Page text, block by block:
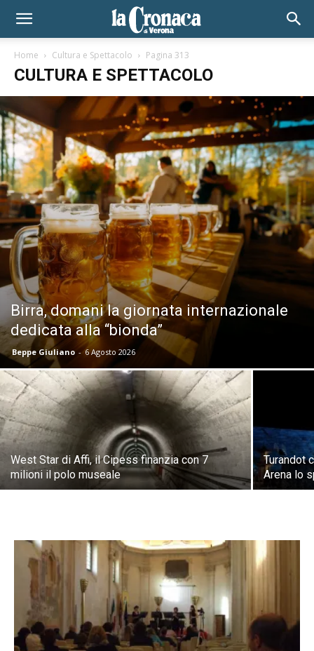
Home Cultura e Spettacolo Pagina 313
CULTURA E SPETTACOLO
Birra, domani la giornata internazionale
dedicata alla “bionda”
Beppe Giuliano - 6 Agosto 2026
West Star di Affi, il Cipess finanzia con 7
milioni il polo museale
Turandot
Arena lo